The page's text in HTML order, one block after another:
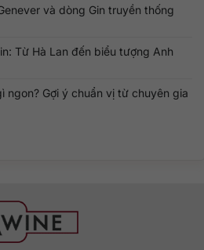
và dòng Gin truyền thống
Từ Hà Lan đến biểu tượng Anh
ngon? Gợi ý chuẩn vị từ chuyên gia